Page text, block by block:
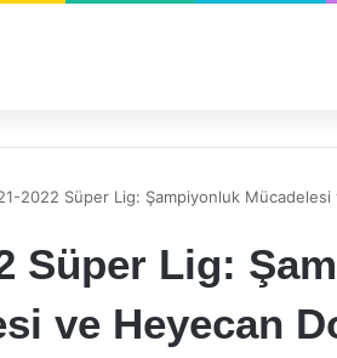
2022 Süper Lig: Şampiyonluk
Süper Lig:
ve Heyecan